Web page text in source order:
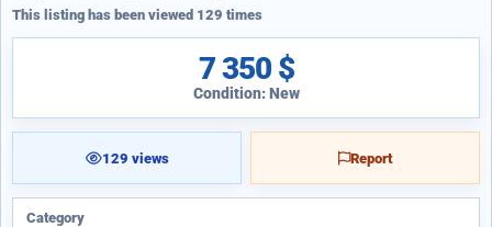
This listing has been viewed 129 times
7 350 $
Condition: New
129 views Report
Category